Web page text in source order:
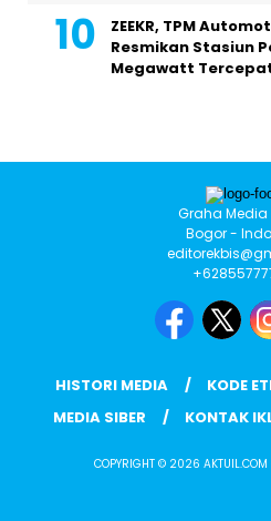
ZEEKR, TPM
Resmikan Stasiun
Megawatt
Graha Media
Bogor -
HISTORI MEDIA KODE
MEDIA SIBER
KONTAK
COPYRIGHT © 2026 AKTUIL.COM